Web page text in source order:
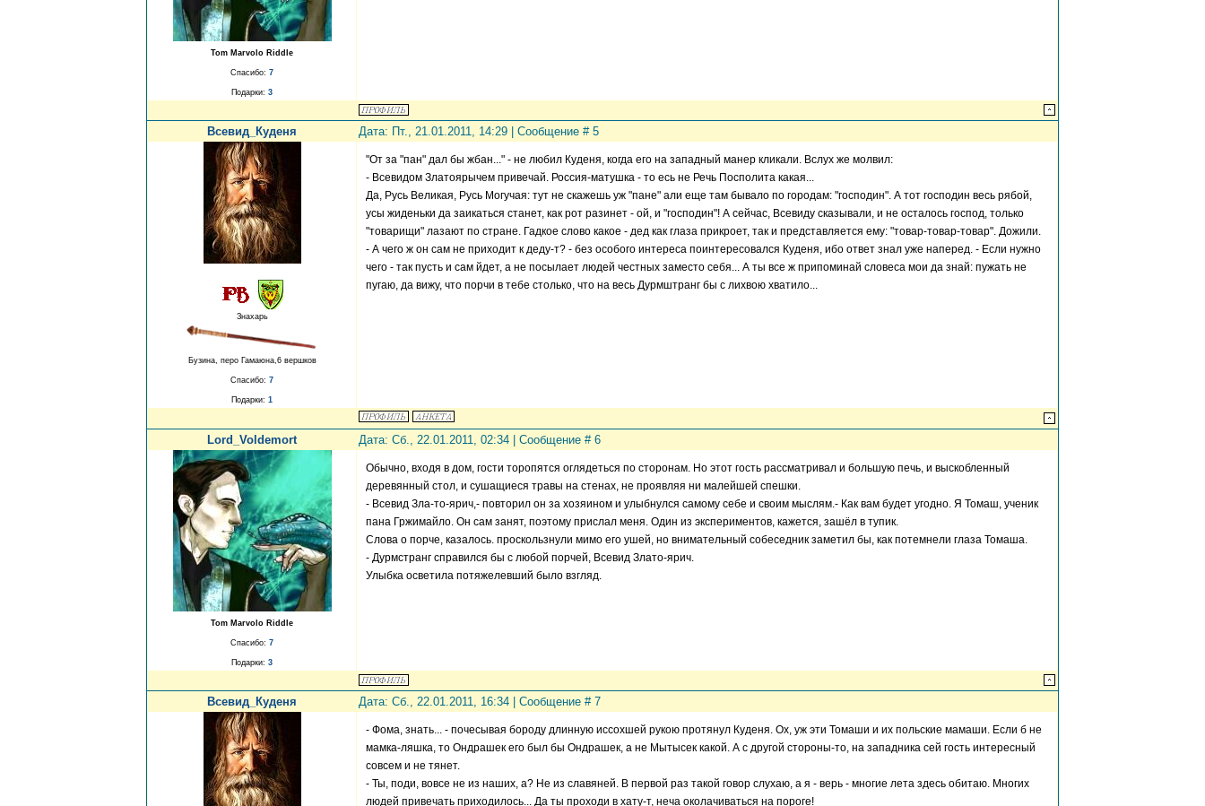
Tom Marvolo Riddle
Спасибо: 7
Подарки: 3
Всевид_Куденя Дата: Пт., 21.01.2011, 14:29 | Сообщение # 5
Знахарь
Бузина, перо Гамаюна,6 вершков
Спасибо: 7
Подарки: 1
"От за "пан" дал бы жбан..." - не любил Куденя, когда его на западный манер кликали. Вслух же молвил:
- Всевидом Златоярычем привечай. Россия-матушка - то есь не Речь Посполита какая...
Да, Русь Великая, Русь Могучая: тут не скажешь уж "пане" али еще там бывало по городам: "господин". А тот господин весь рябой,
усы жиденьки да заикаться станет, как рот разинет - ой, и "господин"! А сейчас, Всевиду сказывали, и не осталось господ, только
"товарищи" лазают по стране. Гадкое слово какое - дед как глаза прикроет, так и представляется ему: "товар-товар-товар". Дожили.
- А чего ж он сам не приходит к деду-т? - без особого интереса поинтересовался Куденя, ибо ответ знал уже наперед. - Если нужно
чего - так пусть и сам йдет, а не посылает людей честных заместо себя... А ты все ж припоминай словеса мои да знай: пужать не
пугаю, да вижу, что порчи в тебе столько, что на весь Дурмштранг бы с лихвою хватило...
Lord_Voldemort Дата: Сб., 22.01.2011, 02:34 | Сообщение # 6
Tom Marvolo Riddle
Спасибо: 7
Подарки: 3
Обычно, входя в дом, гости торопятся оглядеться по сторонам. Но этот гость рассматривал и большую печь, и выскобленный
деревянный стол, и сушащиеся травы на стенах, не проявляя ни малейшей спешки.
- Всевид Зла-то-ярич,- повторил он за хозяином и улыбнулся самому себе и своим мыслям.- Как вам будет угодно. Я Томаш, ученик
пана Гржимайло. Он сам занят, поэтому прислал меня. Один из экспериментов, кажется, зашёл в тупик.
Слова о порче, казалось. проскользнули мимо его ушей, но внимательный собеседник заметил бы, как потемнели глаза Томаша.
- Дурмстранг справился бы с любой порчей, Всевид Злато-ярич.
Улыбка осветила потяжелевший было взгляд.
Всевид_Куденя Дата: Сб., 22.01.2011, 16:34 | Сообщение # 7
- Фома, знать... - почесывая бороду длинную иссохшей рукою протянул Куденя. Ох, уж эти Томаши и их польские мамаши. Если б не
мамка-ляшка, то Ондрашек его был бы Ондрашек, а не Мытысек какой. А с другой стороны-то, на западника сей гость интересный
совсем и не тянет.
- Ты, поди, вовсе не из наших, а? Не из славяней. В первой раз такой говор слухаю, а я - верь - многие лета здесь обитаю. Многих
людей привечать приходилось... Да ты проходи в хату-т, неча околачиваться на пороге!